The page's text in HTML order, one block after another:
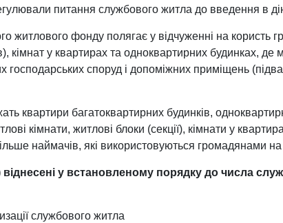
питання службового житла до введення в
житлового фонду полягає у відчуженні на користь
кімнат у квартирах та одноквартирних будинках,
господарських споруд і допоміжних приміщень
квартири багатоквартирних будинків,
кімнати, житлові блоки (секції), кімнати у
наймачів, які використовуються громадянами
віднесені у встановленому порядку до числа
службового житла